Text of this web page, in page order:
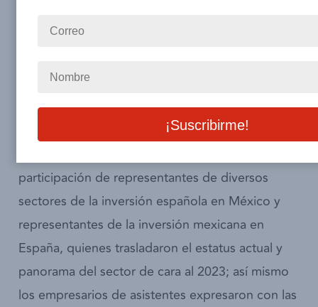
Cooperación del Gobierno de España, José
Illera, Ministra de Industria, Comercio y Turismo
del Gobierno de España.
participación de representantes de diversos
sectores de la inversión española en México y
representantes de la inversión mexicana en
España, quienes trasladaron el estatus actual y
panorama del sector de cara al 2023; así mismo
los empresarios de asistentes expresaron con las